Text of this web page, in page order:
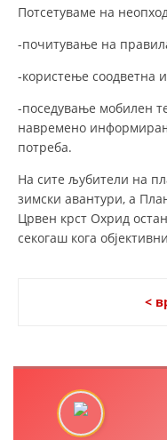
Потсетуваме на
-почитување на
-користење соодветна
-поседување мобилен
навремено
потреба.
На сите љубители на
зимски авантури, а
Црвен крст Охрид
секогаш кога
<